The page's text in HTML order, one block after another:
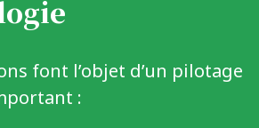
font l’objet d’un pilotage
: